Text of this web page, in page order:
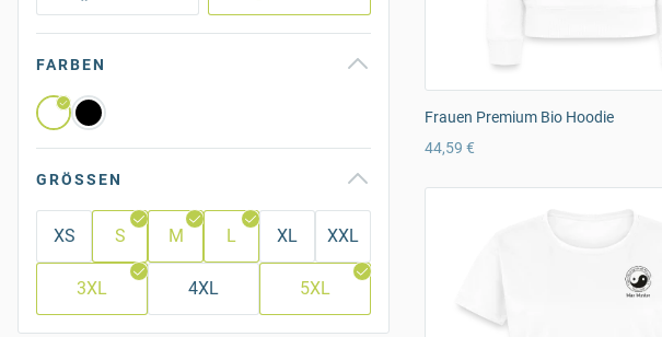
FARBEN
GRÖSSEN
XS S M L XL XXL
3XL 4XL 5XL
Frauen Premium Bio Hoodie
44,59 €